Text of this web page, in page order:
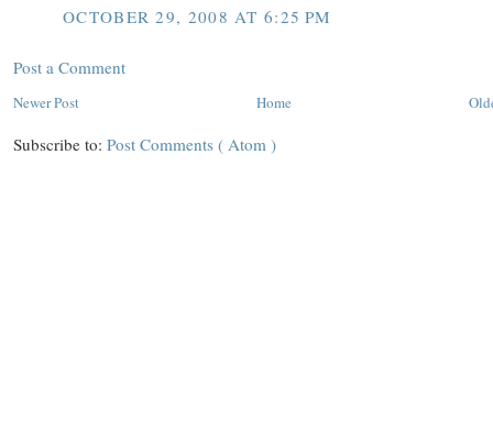
OCTOBER 29, 2008 AT 6:25 PM
Post a Comment
Newer Post Home
Subscribe to: Post Comments ( Atom )